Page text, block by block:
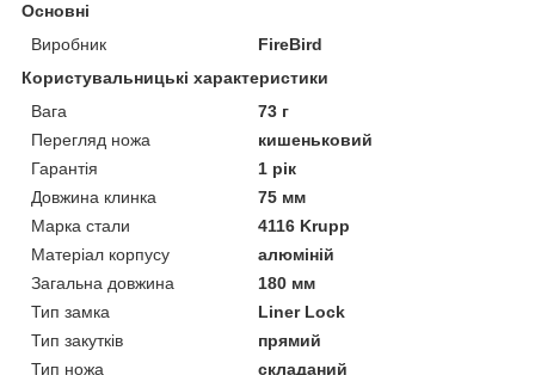
Основні
Виробник
FireBird
Користувальницькі характеристики
Вага
73 г
Перегляд ножа
кишеньковий
Гарантія
1 рік
Довжина клинка
75 мм
Марка стали
4116 Krupp
Матеріал корпусу
алюміній
Загальна довжина
180 мм
Тип замка
Liner Lock
Тип закутків
прямий
Тип ножа
складаний